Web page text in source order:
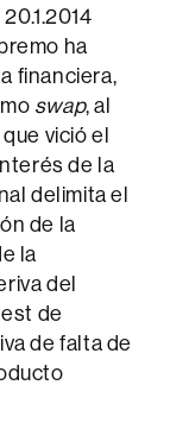
ha
financiera,
swap, al
vició el
de la
delimita el
de la
la
del
de
de falta de